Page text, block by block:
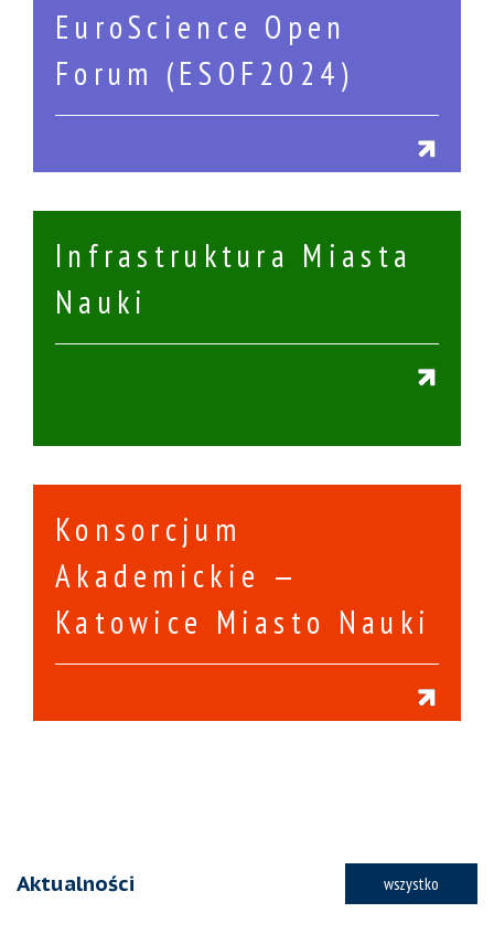
EuroScience Open
Forum (ESOF2024)
Infrastruktura Miasta
Nauki
Konsorcjum
Akademickie —
Katowice Miasto Nauki
Aktualności wszystko